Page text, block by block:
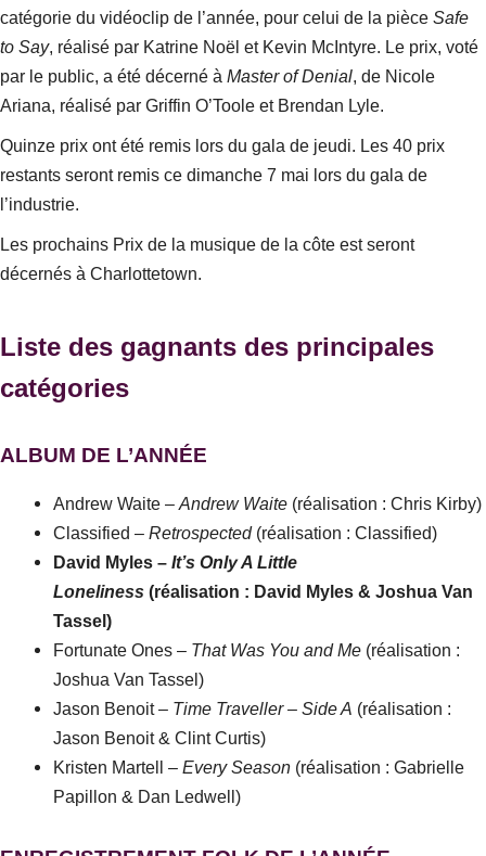
catégorie du vidéoclip de l’année, pour celui de la pièce Safe
to Say, réalisé par Katrine Noël et Kevin McIntyre. Le prix, voté
par le public, a été décerné à Master of Denial, de Nicole
Ariana, réalisé par Griffin O’Toole et Brendan Lyle.
Quinze prix ont été remis lors du gala de jeudi. Les 40 prix
restants seront remis ce dimanche 7 mai lors du gala de
l’industrie.
Les prochains Prix de la musique de la côte est seront
décernés à Charlottetown.
Liste des gagnants des principales
catégories
ALBUM DE L’ANNÉE
Andrew Waite –Andrew Waite (réalisation : Chris Kirby)
Classified – Retrospected(réalisation : Classified)
David Myles –It’s Only A Little
Loneliness (réalisation : David Myles & Joshua Van
Tassel)
Fortunate Ones – That Was You and Me (réalisation :
Joshua Van Tassel)
Jason Benoit – Time Traveller – Side A (réalisation :
Jason Benoit & Clint Curtis)
Kristen Martell – Every Season (réalisation : Gabrielle
Papillon & Dan Ledwell)